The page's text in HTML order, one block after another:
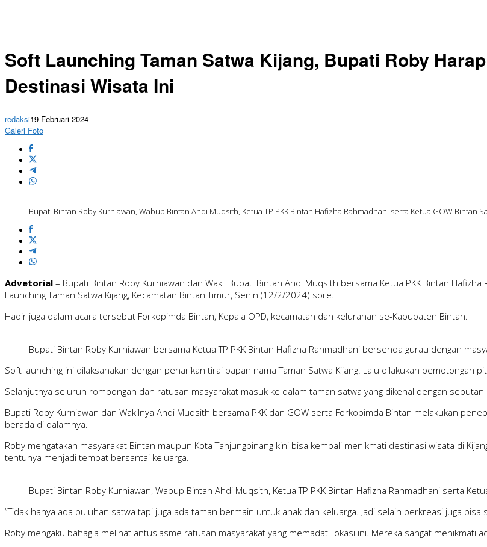
Soft Launching Taman Satwa Kijang, Bupati Roby
Destinasi Wisata Ini
redaksi19 Februari 2024
Galeri Foto
Bupati Bintan Roby Kurniawan, Wabup Bintan Ahdi Muqsith, Ketua TP PKK Bintan Hafizha Rahmadhani serta Ketua GOW Bintan
Advetorial – Bupati Bintan Roby Kurniawan dan Wakil Bupati Bintan Ahdi Muqsith bersama Ketua PKK Bintan
Launching Taman Satwa Kijang, Kecamatan Bintan Timur, Senin (12/2/2024) sore.
Hadir juga dalam acara tersebut Forkopimda Bintan, Kepala OPD, kecamatan dan kelurahan se-Kabupaten Bintan.
Bupati Bintan Roby Kurniawan bersama Ketua TP PKK Bintan Hafizha Rahmadhani bersenda gurau dengan
Soft launching ini dilaksanakan dengan penarikan tirai papan nama Taman Satwa Kijang. Lalu dilakukan pemotongan
Selanjutnya seluruh rombongan dan ratusan masyarakat masuk ke dalam taman satwa yang dikenal dengan sebutan
Bupati Roby Kurniawan dan Wakilnya Ahdi Muqsith bersama PKK dan GOW serta Forkopimda Bintan melakukan
berada di dalamnya.
Roby mengatakan masyarakat Bintan maupun Kota Tanjungpinang kini bisa kembali menikmati destinasi wisata di
tentunya menjadi tempat bersantai keluarga.
Bupati Bintan Roby Kurniawan, Wabup Bintan Ahdi Muqsith, Ketua TP PKK Bintan Hafizha Rahmadhani serta
“Tidak hanya ada puluhan satwa tapi juga ada taman bermain untuk anak dan keluarga. Jadi selain berkreasi juga bisa
Roby mengaku bahagia melihat antusiasme ratusan masyarakat yang memadati lokasi ini. Mereka sangat